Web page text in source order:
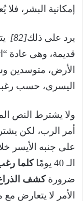
إمكانية البشر،
يرد على ذلك[82]
:
قديمة، وهى عادة
الأرض، متوسدين
اليسرى، حسب
ولا يشترط النص
أمر الرب، لكن
الـ 40 يومًا
كلما
ضرورة كشف
الأمر لا يتعارض